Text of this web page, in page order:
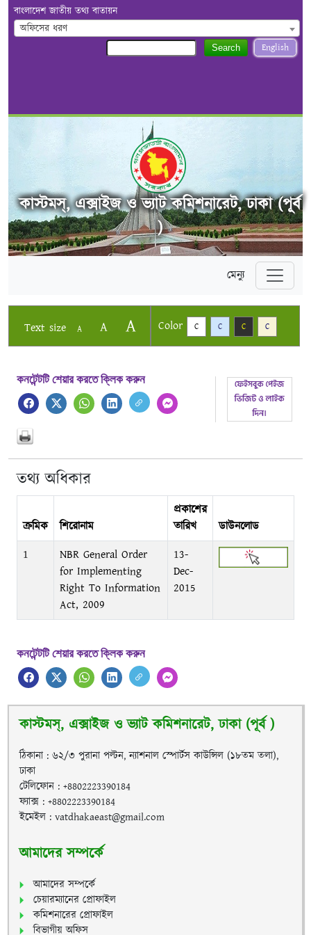
বাংলাদেশ জাতীয় তথ্য বাতায়ন
অফিসের ধরণ
English
Search
কাস্টমস্, এক্সাইজ ও ভ্যাট কমিশনারেট, ঢাকা (পূর্ব
)
মেন্যু
Text size A A A Color C C C C
কনটেন্টটি শেয়ার করতে ক্লিক করুন
তথ্য অধিকার
ক্রমিক শিরোনাম
প্রকাশের
তারিখ
ডাউনলোড
1
NBR General Order
for Implementing
Right To Information
Act, 2009
13-
Dec-
2015
কনটেন্টটি শেয়ার করতে ক্লিক করুন
কাস্টমস্, এক্সাইজ ও ভ্যাট কমিশনারেট, ঢাকা (পূর্ব )
ঠিকানা : ৬২/৩ পুরানা পল্টন, ন্যাশনাল স্পোর্টস কাউন্সিল (১৮তম তলা),
ঢাকা
টেলিফোন : +8802223390184
ফ্যাক্স : +8802223390184
ইমেইল : vatdhakaeast@gmail.com
আমাদের সম্পর্কে
আমাদের সম্পর্কে
চেয়ারম্যানের প্রোফাইল
কমিশনারের প্রোফাইল
বিভাগীয় অফিস